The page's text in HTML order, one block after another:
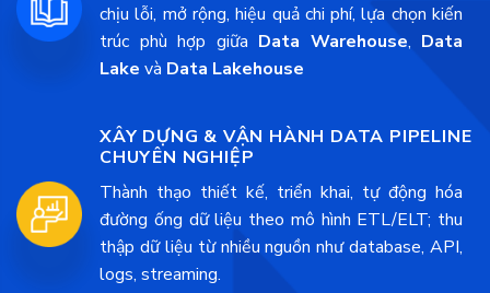
chịu lỗi, mở rộng, hiệu quả chi phí, lựa chọn kiến
trúc phù hợp giữa Data Warehouse, Data
Lake và Data Lakehouse
XÂY DỰNG & VẬN HÀNH DATA PIPELINE
CHUYÊN NGHIỆP
Thành thạo thiết kế, triển khai, tự động hóa
đường ống dữ liệu theo mô hình ETL/ELT; thu
thập dữ liệu từ nhiều nguồn như database, API,
logs, streaming.